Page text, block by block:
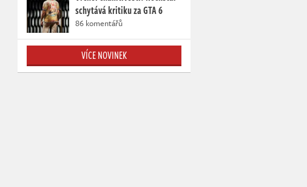
schytává kritiku za GTA 6
86 komentářů
VÍCE NOVINEK